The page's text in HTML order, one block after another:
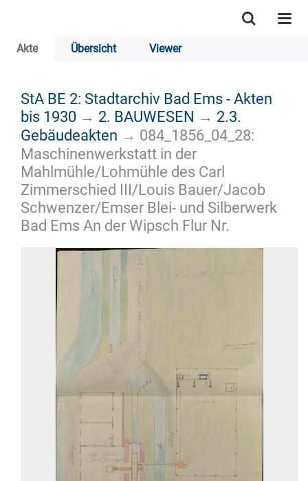
Akte Übersicht Viewer
StA BE 2: Stadtarchiv Bad Ems - Akten
bis 1930 → 2. BAUWESEN → 2.3.
Gebäudeakten → 084_1856_04_28:
Maschinenwerkstatt in der
Mahlmühle/Lohmühle des Carl
Zimmerschied III/Louis Bauer/Jacob
Schwenzer/Emser Blei- und Silberwerk
Bad Ems An der Wipsch Flur Nr.